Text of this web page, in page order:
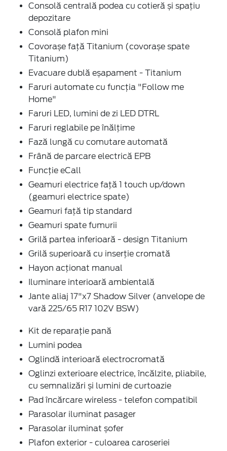
Consolă centrală podea cu cotieră și spațiu
depozitare
Consolă plafon mini
Covorașe față Titanium (covorașe spate
Titanium)
Evacuare dublă eșapament - Titanium
Faruri automate cu funcția "Follow me
Home"
Faruri LED, lumini de zi LED DTRL
Faruri reglabile pe înălțime
Fază lungă cu comutare automată
Frână de parcare electrică EPB
Funcție eCall
Geamuri electrice față 1 touch up/down
(geamuri electrice spate)
Geamuri față tip standard
Geamuri spate fumurii
Grilă partea inferioară - design Titanium
Grilă superioară cu inserție cromată
Hayon acționat manual
Iluminare interioară ambientală
Jante aliaj 17"x7 Shadow Silver (anvelope de
vară 225/65 R17 102V BSW)
Kit de reparație pană
Lumini podea
Oglindă interioară electrocromată
Oglinzi exterioare electrice, încălzite, pliabile,
cu semnalizări și lumini de curtoazie
Pad încărcare wireless - telefon compatibil
Parasolar iluminat pasager
Parasolar iluminat șofer
Plafon exterior - culoarea caroseriei